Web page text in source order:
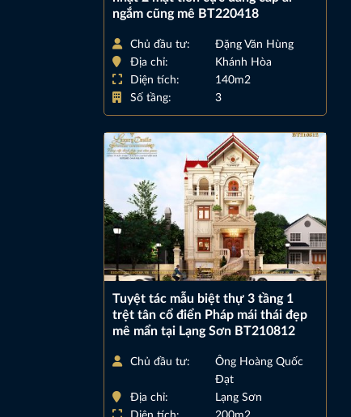
ngắm cũng mê BT220418
Chủ đầu tư:
Đặng Văn Hùng
Địa chỉ:
Khánh Hòa
Diện tích:
140m2
Số tầng:
3
Tuyệt tác mẫu biệt thự 3 tầng 1
trệt tân cổ điển Pháp mái thái đẹp
mê mẩn tại Lạng Sơn BT210812
Chủ đầu tư:
Ông Hoàng Quốc
Đạt
Địa chỉ:
Lạng Sơn